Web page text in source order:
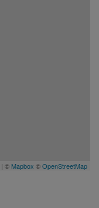
| © Mapbox ©OpenStreetMap